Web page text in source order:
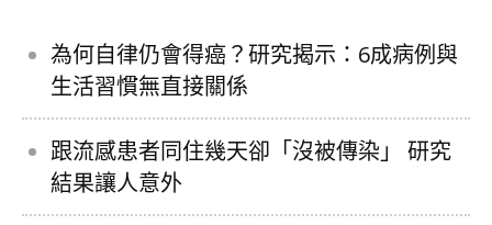
為何自律仍會得癌？研究揭示：6成病例與
生活習慣無直接關係
跟流感患者同住幾天卻「沒被傳染」 研究
結果讓人意外